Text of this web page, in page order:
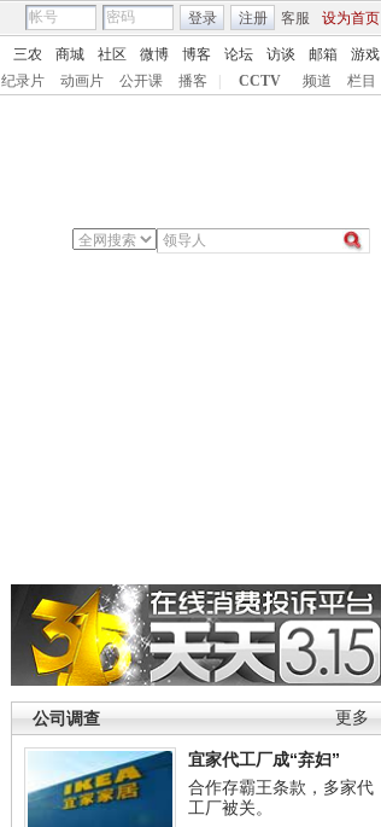
客服 设为首页
登录 注册
三农 商城 社区 微博 博客 论坛 访谈 邮箱
游戏
纪录片 动画片 公开课 播客 CCTV 频道 栏目
更多
公司调查
宜家代工厂成“弃妇”
合作存霸王条款，多家代
工厂被关。